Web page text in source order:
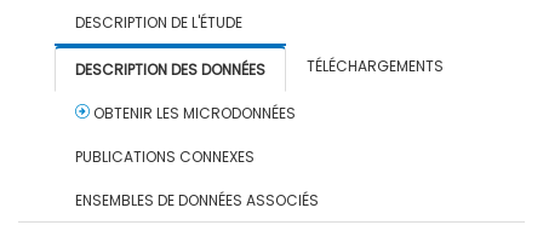
DESCRIPTION DE L'ÉTUDE
DESCRIPTION DES DONNÉES TÉLÉCHARGEMENTS
OBTENIR LES MICRODONNÉES
PUBLICATIONS CONNEXES
ENSEMBLES DE DONNÉES ASSOCIÉS